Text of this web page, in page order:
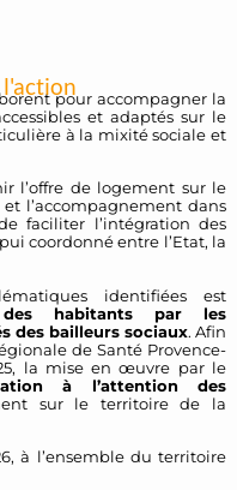
pour accompagner la
et adaptés sur le
à la mixité sociale et
l’offre de logement sur le
l’accompagnement dans
faciliter l’intégration des
coordonné entre l’Etat, la
identifiées est
des habitants par les
des bailleurs sociaux. Afin
de Santé Provence-
la mise en œuvre par le
à l’attention des
sur le territoire de la
à l’ensemble du territoire